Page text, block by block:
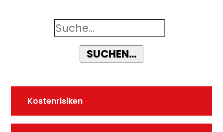
SUCHEN...
Kostenrisiken